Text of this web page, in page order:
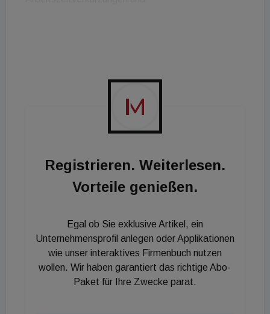
Die Geschäftsentwicklung in Österreich verlief im
unterschiedlich. Ein starkes Wachstum erzielte
Bosch in Österreich im Unternehmensbereich
Geschäft mit Wärmepumpen und Gasgeräten der
Thermotechnik-Marken Bosch und Buderus
entwickelte sich 2019 erfreulich wie auch das
Unternehmensbereich Industrial Technology spürte
2019 den nachlassenden Maschinenbaumarkt,
weshalb der Umsatz von Bosch Rexroth mit
Antriebs- und Steuerungstechnik im Berichtsjahr
Registrieren. Weiterlesen.
Vorteile genießen.
Egal ob Sie exklusive Artikel, ein
Unternehmensprofil anlegen oder Applikationen
wie unser interaktives Firmenbuch nutzen
wollen. Wir haben garantiert das richtige Abo-
Paket für Ihre Zwecke parat.